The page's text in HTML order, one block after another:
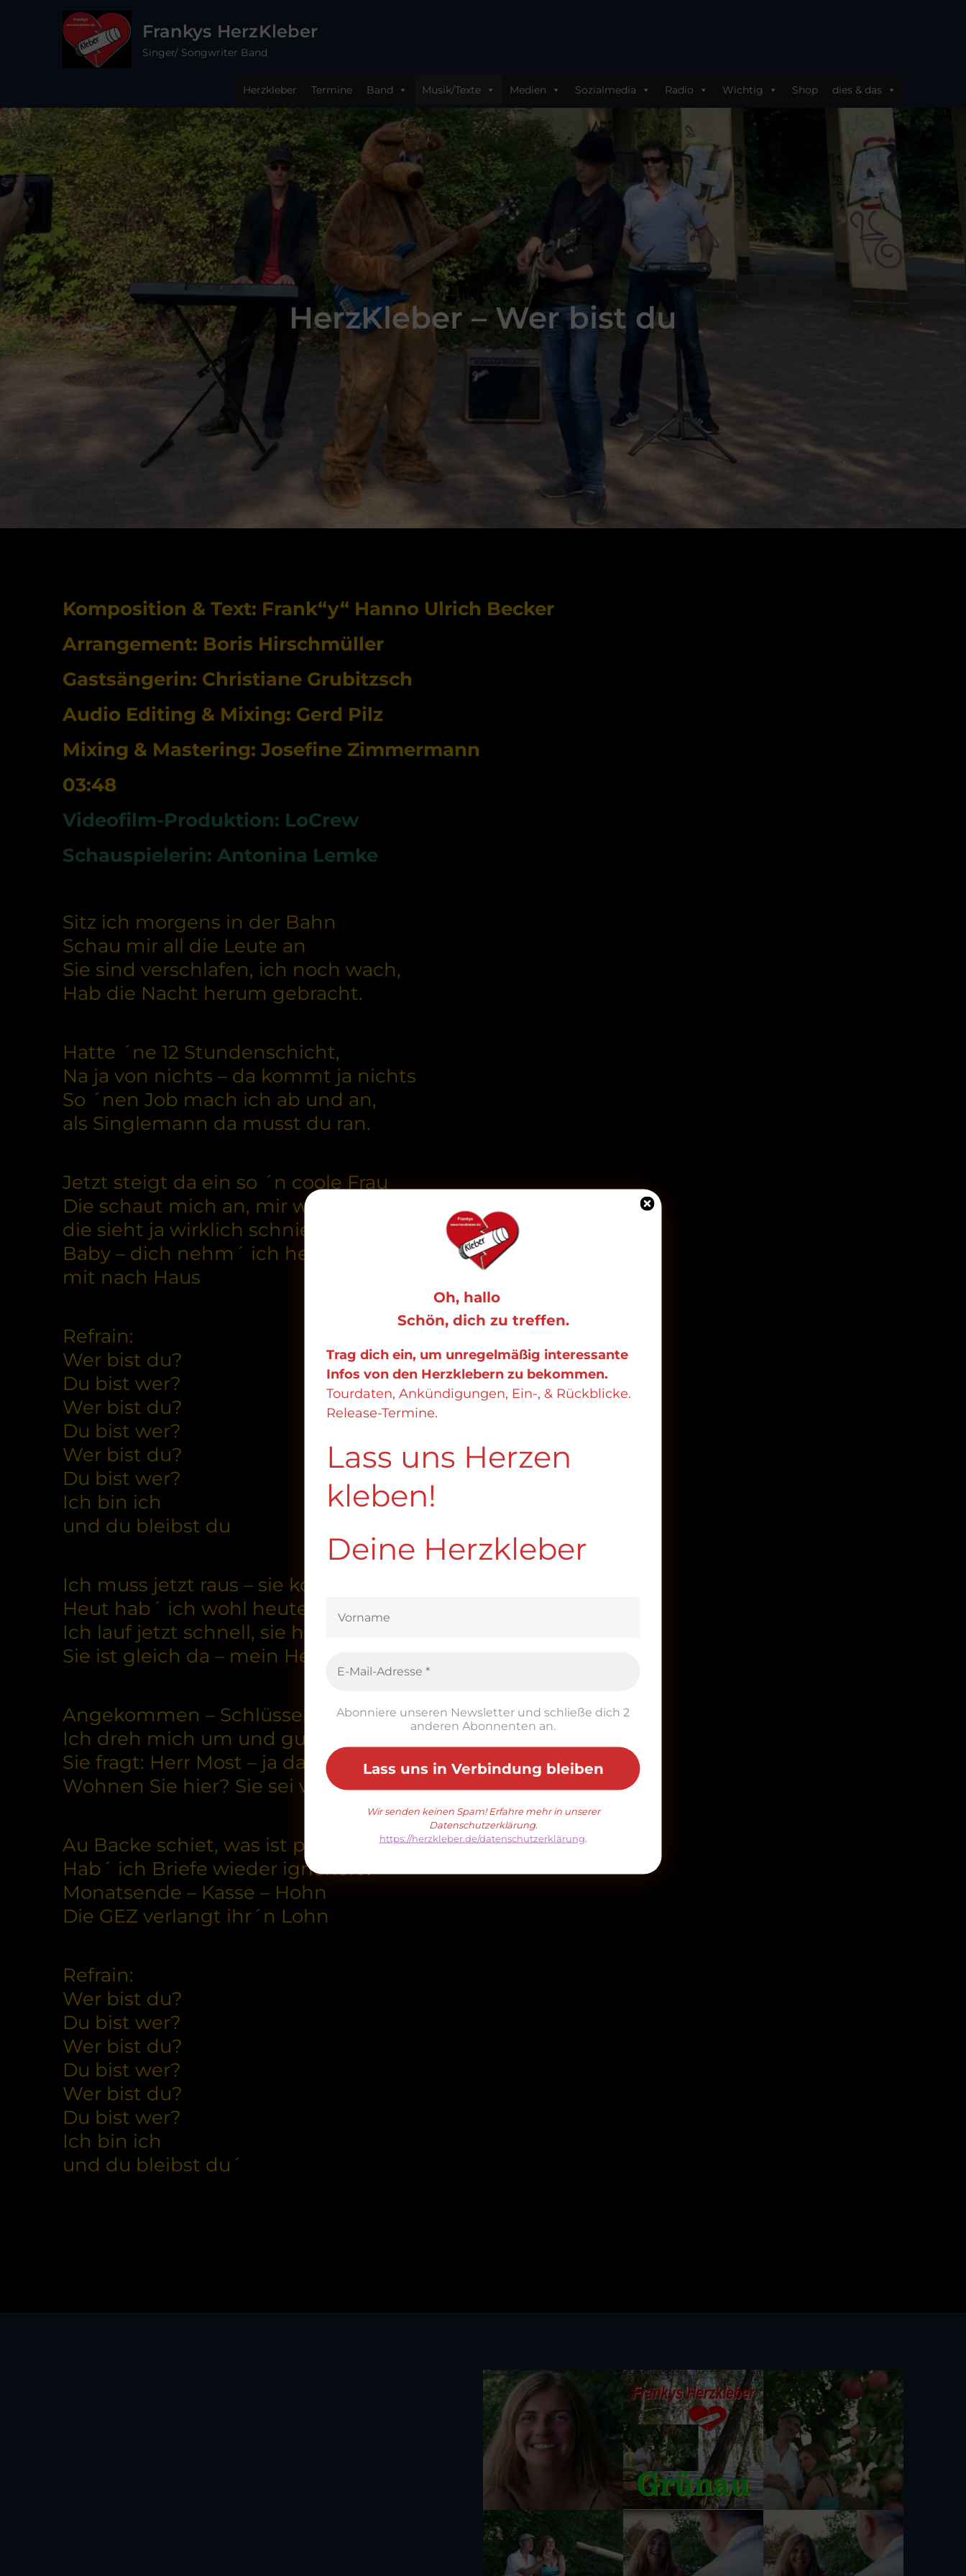
Frankys HerzKleber
Singer/ Songwriter Band
Herzkleber Termine Band Musik/Texte Medien Sozialmedia Radio Wichtig Shop dies & das
HerzKleber – Wer bist du
Komposition & Text: Frank“y“ Hanno Ulrich Becker
Arrangement: Boris Hirschmüller
Gastsängerin: Christiane Grubitzsch
Audio Editing & Mixing: Gerd Pilz
Mixing & Mastering: Josefine Zimmermann
03:48
Videofilm-Produktion: LoCrew
Schauspielerin: Antonina Lemke
Sitz ich morgens in der Bahn
Schau mir all die Leute an
Sie sind verschlafen, ich noch wach,
Hab die Nacht herum gebracht.
Hatte ´ne 12 Stundenschicht,
Na ja von nichts – da kommt ja nichts
So ´nen Job mach ich ab und an,
als Singlemann da musst du ran.
Jetzt steigt da ein so ´n coole Frau
Die schaut mich an, mir wird ganz flau
die sieht ja wirklich schnieke aus
Baby – dich nehm´ ich heute
mit nach Haus
Refrain:
Wer bist du?
Du bist wer?
Wer bist du?
Du bist wer?
Wer bist du?
Du bist wer?
Ich bin ich
und du bleibst du
Ich muss jetzt raus – sie kommt mit
Heut hab´ ich wohl heute richtig Glück?
Ich lauf jetzt schnell, sie hinter mir
Sie ist gleich da – mein Herz vibriert
Angekommen – Schlüssel drin
Ich dreh mich um und guck wohl schlimm
Sie fragt: Herr Most – ja das bin ich
Wohnen Sie hier? Sie sei vom Amtsgericht.
Au Backe schiet, was ist passiert?
Hab´ ich Briefe wieder ignoriert?
Monatsende – Kasse – Hohn
Die GEZ verlangt ihr´n Lohn
Refrain:
Wer bist du?
Du bist wer?
Wer bist du?
Du bist wer?
Wer bist du?
Du bist wer?
Ich bin ich
und du bleibst du´
Oh, hallo
Schön, dich zu treffen.
Trag dich ein, um unregelmäßig interessante
Infos von den Herzklebern zu bekommen.
Tourdaten, Ankündigungen, Ein-, & Rückblicke.
Release-Termine.
Lass uns Herzen
kleben!
Deine Herzkleber
Abonniere unseren Newsletter und schließe dich 2
anderen Abonnenten an.
Wir senden keinen Spam! Erfahre mehr in unserer
Datenschutzerklärung.
https://herzkleber.de/datenschutzerklärung.